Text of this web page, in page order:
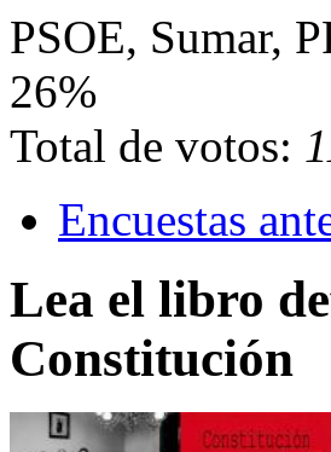
PSOE, Sumar,
26%
Total de votos:
Encuestas
Lea el libro
Constitución